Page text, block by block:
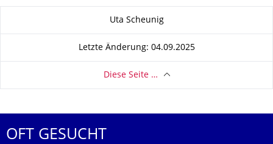
Uta Scheunig
Letzte Änderung: 04.09.2025
Diese Seite …
OFT GESUCHT